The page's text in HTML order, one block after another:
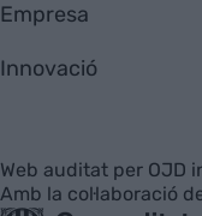
Empresa
Innovació
Web auditat per OJD
Amb la col·laboració